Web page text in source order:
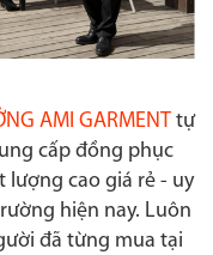
AMI GARMENT tự
cấp đồng phục
lượng cao giá rẻ - uy
hiện nay. Luôn
đã từng mua tại